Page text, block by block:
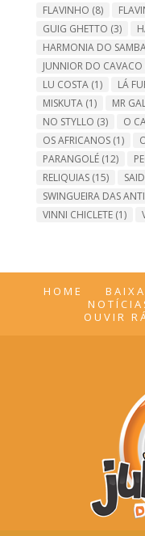
FLAVINHO (8)
GUIG GHETTO (3)
HARMONIA DO
JUNNIOR DO CAVACO
LU COSTA(1) LÁ
MISKUTA(1) MR
NO STYLLO (3) O
OS AFRICANOS(1)
PARANGOLÉ(12)
RELIQUIAS(15)
SWINGUEIRA DAS
VINNI CHICLETE(1)
HOME
OUVIR